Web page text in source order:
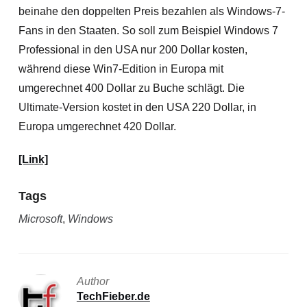
beinahe den doppelten Preis bezahlen als Windows-7-
Fans in den Staaten. So soll zum Beispiel Windows 7
Professional in den USA nur 200 Dollar kosten,
während diese Win7-Edition in Europa mit
umgerechnet 400 Dollar zu Buche schlägt. Die
Ultimate-Version kostet in den USA 220 Dollar, in
Europa umgerechnet 420 Dollar.
[Link]
Tags
Microsoft, Windows
Author
TechFieber.de